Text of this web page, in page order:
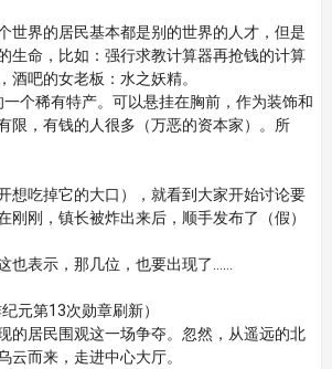
世界的居民基本都是别的世界的人才，但是
生命，比如：强行求教计算器再抢钱的计算
酒吧的女老板：水之妖精。
个稀有特产。可以悬挂在胸前，作为装饰和
限，有钱的人很多（万恶的资本家）。所
想吃掉它的大口），就看到大家开始讨论要
刚刚，镇长被炸出来后，顺手发布了（假）
也表示，那几位，也要出现了……
元第13次勋章刷新）
的居民围观这一场争夺。忽然，从遥远的北
云而来，走进中心大厅。